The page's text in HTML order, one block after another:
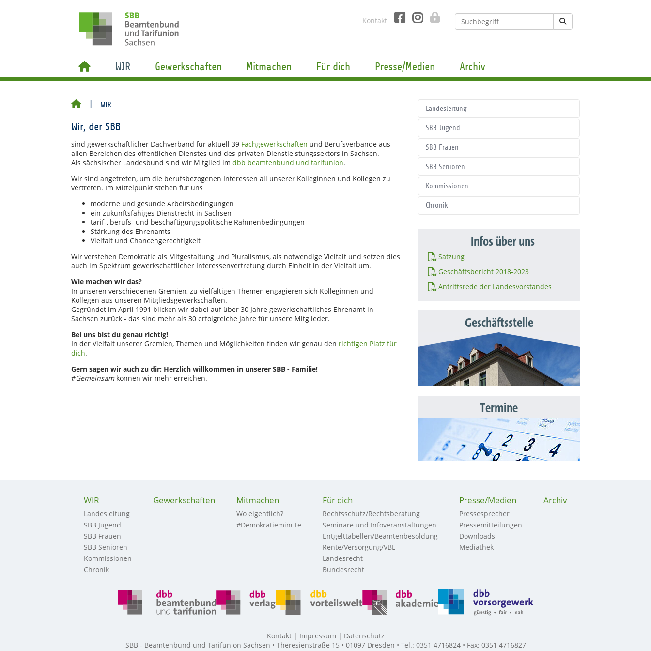
Kontakt
WIR Gewerkschaften Mitmachen Für dich Presse/Medien Archiv
WIR
Wir, der SBB
sind gewerkschaftlicher Dachverband für aktuell 39 Fachgewerkschaften und Berufsverbände aus
allen Bereichen des öffentlichen Dienstes und des privaten Dienstleistungssektors in Sachsen.
Als sächsischer Landesbund sind wir Mitglied im dbb beamtenbund und tarifunion.
Wir sind angetreten, um die berufsbezogenen Interessen all unserer Kolleginnen und Kollegen zu
vertreten. Im Mittelpunkt stehen für uns
moderne und gesunde Arbeitsbedingungen
ein zukunftsfähiges Dienstrecht in Sachsen
tarif-, berufs- und beschäftigungspolitische Rahmenbedingungen
Stärkung des Ehrenamts
Vielfalt und Chancengerechtigkeit
Wir verstehen Demokratie als Mitgestaltung und Pluralismus, als notwendige Vielfalt und setzen dies
auch im Spektrum gewerkschaftlicher Interessenvertretung durch Einheit in der Vielfalt um.
Wie machen wir das?
In unseren verschiedenen Gremien, zu vielfältigen Themen engagieren sich Kolleginnen und
Kollegen aus unseren Mitgliedsgewerkschaften.
Gegründet im April 1991 blicken wir dabei auf über 30 Jahre gewerkschaftliches Ehrenamt in
Sachsen zurück - das sind mehr als 30 erfolgreiche Jahre für unsere Mitglieder.
Bei uns bist du genau richtig!
In der Vielfalt unserer Gremien, Themen und Möglichkeiten finden wir genau den richtigen Platz für
dich.
Gern sagen wir auch zu dir: Herzlich willkommen in unserer SBB - Familie!
#Gemeinsam können wir mehr erreichen.
Landesleitung
SBB Jugend
SBB Frauen
SBB Senioren
Kommissionen
Chronik
Infos über uns
Satzung
Geschäftsbericht 2018-2023
Antrittsrede der Landesvorstandes
Geschäftsstelle
Termine
WIR
Landesleitung
SBB Jugend
SBB Frauen
SBB Senioren
Kommissionen
Chronik
Gewerkschaften Mitmachen
Wo eigentlich?
#Demokratieminute
Für dich
Rechtsschutz/Rechtsberatung
Seminare und Infoveranstaltungen
Entgelttabellen/Beamtenbesoldung
Rente/Versorgung/VBL
Landesrecht
Bundesrecht
Presse/Medien
Pressesprecher
Pressemitteilungen
Downloads
Mediathek
Archiv
Kontakt Impressum
Datenschutz
SBB - Beamtenbund und Tarifunion Sachsen • Theresienstraße 15 • 01097 Dresden • Tel.: 0351 4716824 • Fax: 0351 4716827